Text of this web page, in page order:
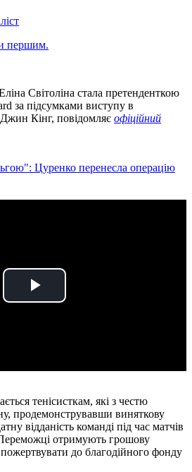
першим.
Світоліна стала претенденткою
за підсумками виступу в
Джин Кінг, повідомляє офіційний
Цуренко перенесла операцію
Play
тенісисткам, які з честю
продемонструвавши виняткову
відданість команді під час матчів
отримують грошову
до благодійного фонду